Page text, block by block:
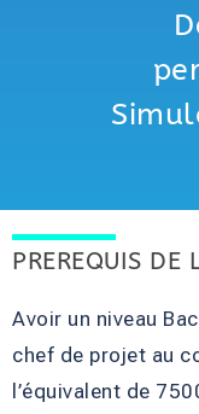
PREREQUIS DE
Avoir un niveau
chef de projet au
l’équivalent de